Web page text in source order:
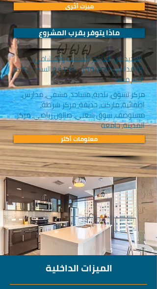
ماذا يتوفر بقرب المشروع
مركز تسوق, بلدية, مساجد, مشفى, مدارس,
اطفائية, ماركت, حديقة, مركز شرطة,
مستوصف, سوق شعبي, صالون رياضي, مركز
المدينة, جامعة
معلومات أكثر
ميزت أخُرى
العديد من المراكز الخدمية والمشافي
والمدارس متوفرة قرب المجمع السكني نذكر
لكم منها :
الميزات الداخلية